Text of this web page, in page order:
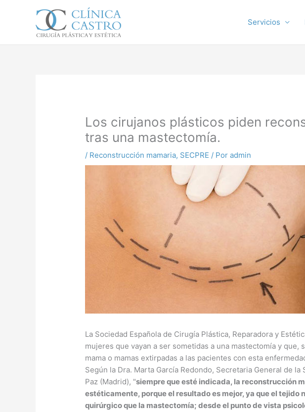
Servicios
Los cirujanos plásticos piden
tras una mastectomía.
/ Reconstrucción mamaria, SECPRE / Poradmin
La Sociedad Española de Cirugía Plástica, Reparadora y
mujeres que vayan a ser sometidas a una mastectomía y
mama o mamas extirpadas a las pacientes con esta
Según la Dra. Marta García Redondo, Secretaria General de
Paz (Madrid), "siempre que esté indicada, la reconstrucción
estéticamente, porque el resultado es mejor, ya que el
quirúrgico que la mastectomía; desde el punto de vista